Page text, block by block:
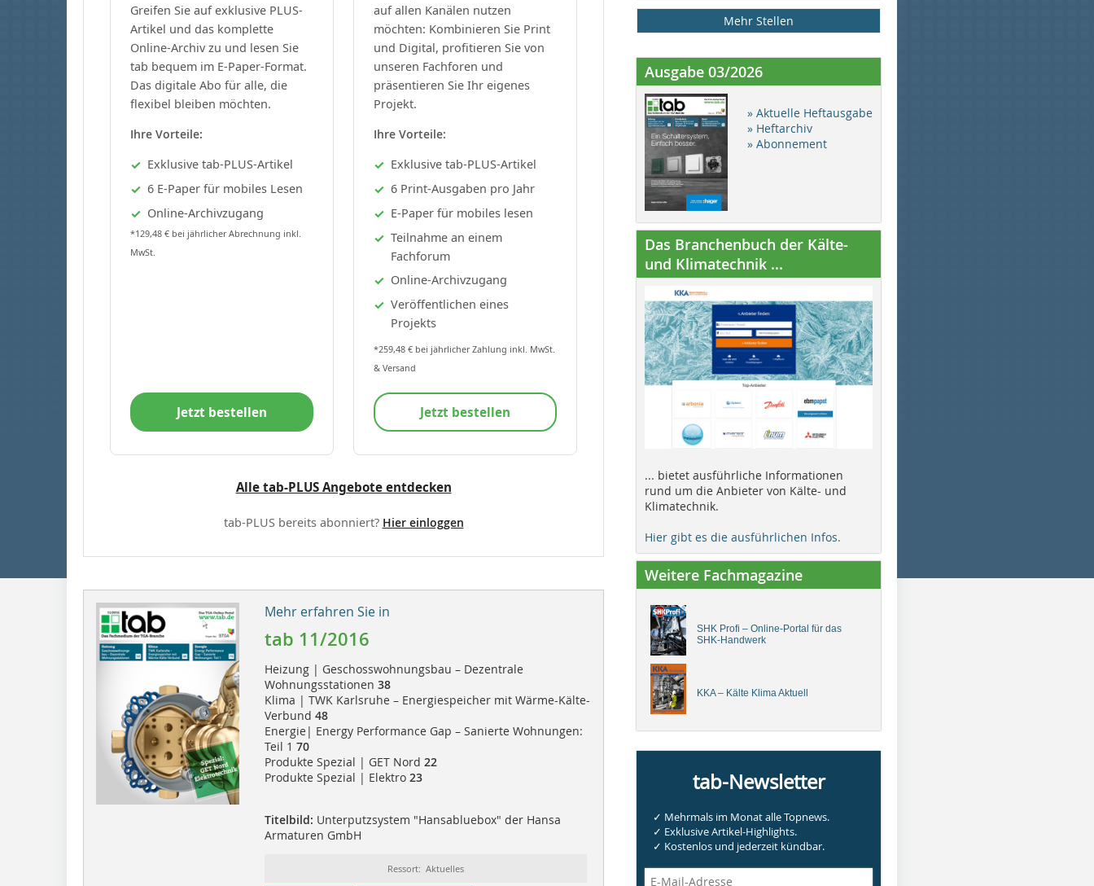
Greifen Sie auf exklusive PLUS-
Artikel und das komplette
Online-Archiv zu und lesen Sie
tab bequem im E-Paper-Format.
Das digitale Abo für alle, die
flexibel bleiben möchten.
Ihre Vorteile:
Exklusive tab-PLUS-Artikel
6 E-Paper für mobiles Lesen
Online-Archivzugang
*129,48 € bei jährlicher Abrechnung inkl.
MwSt.
Jetzt bestellen
auf allen Kanälen nutzen
möchten: Kombinieren Sie Print
und Digital, profitieren Sie von
unseren Fachforen und
präsentieren Sie Ihr eigenes
Projekt.
Ihre Vorteile:
Exklusive tab-PLUS-Artikel
6 Print-Ausgaben pro Jahr
E-Paper für mobiles lesen
Teilnahme an einem
Fachforum
Online-Archivzugang
Veröffentlichen eines
Projekts
*259,48 € bei jährlicher Zahlung inkl. MwSt.
& Versand
Jetzt bestellen
Alle tab-PLUS Angebote entdecken
tab-PLUS bereits abonniert? Hier einloggen
Mehr erfahren Sie in
tab 11/2016
Heizung | Geschosswohnungsbau – Dezentrale
Wohnungsstationen 38
Klima | TWK Karlsruhe – Energiespeicher mit Wärme-Kälte-
Verbund 48
Energie| Energy Performance Gap – Sanierte Wohnungen:
Teil 1 70
Produkte Spezial | GET Nord 22
Produkte Spezial | Elektro 23
Titelbild: Unterputzsystem "Hansabluebox" der Hansa
Armaturen GmbH
Ressort: Aktuelles
Mehr Stellen
Ausgabe 03/2026
» Aktuelle Heftausgabe
» Heftarchiv
» Abonnement
Das Branchenbuch der Kälte-
und Klimatechnik ...
... bietet ausführliche Informationen
rund um die Anbieter von Kälte- und
Klimatechnik.
Hier gibt es die ausführlichen Infos.
Weitere Fachmagazine
SHK Profi – Online-Portal für das
SHK-Handwerk
KKA – Kälte Klima Aktuell
tab-Newsletter
✓ Mehrmals im Monat alle Topnews.
✓ Exklusive Artikel-Highlights.
✓ Kostenlos und jederzeit kündbar.